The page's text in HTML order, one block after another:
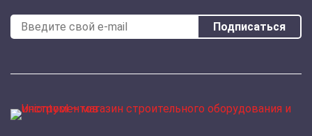
Подписаться